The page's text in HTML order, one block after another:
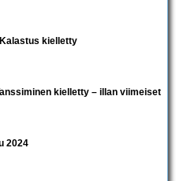
kielletty
kielletty – illan viimeiset
2024